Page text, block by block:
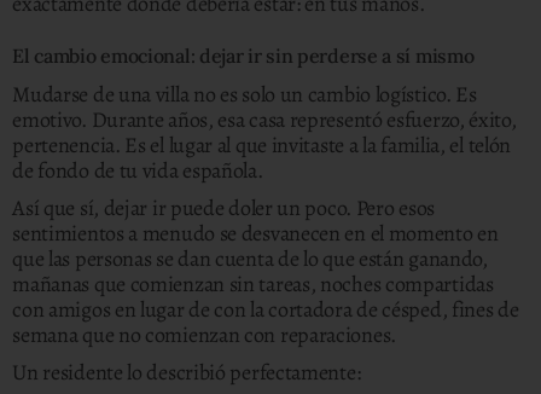
El cambio emocional: dejar ir sin perderse a sí mismo
Mudarse de una villa no es solo un cambio logístico. Es
emotivo. Durante años, esa casa representó esfuerzo, éxito,
pertenencia. Es el lugar al que invitaste a la familia, el telón
de fondo de tu vida española.
Así que sí, dejar ir puede doler un poco. Pero esos
sentimientos a menudo se desvanecen en el momento en
que las personas se dan cuenta de lo que están ganando,
mañanas que comienzan sin tareas, noches compartidas
con amigos en lugar de con la cortadora de césped, fines de
semana que no comienzan con reparaciones.
Un residente lo describió perfectamente: